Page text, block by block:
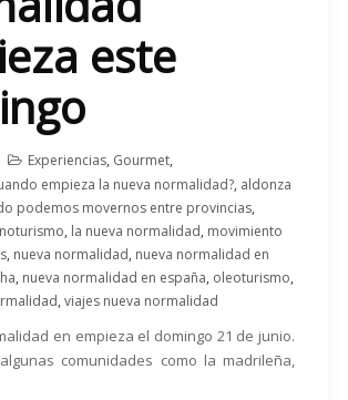
este
Experiencias, Gourmet,
empieza la nueva normalidad?, aldonza
podemos movernos entre provincias,
, la nueva normalidad, movimiento
, nueva normalidad, nueva normalidad en
, nueva normalidad en españa, oleoturismo,
, viajes nueva normalidad
en empieza el domingo 21 de junio.
comunidades como la madrileña,